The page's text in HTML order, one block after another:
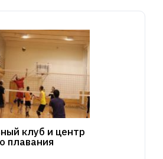
клуб и центр
плавания